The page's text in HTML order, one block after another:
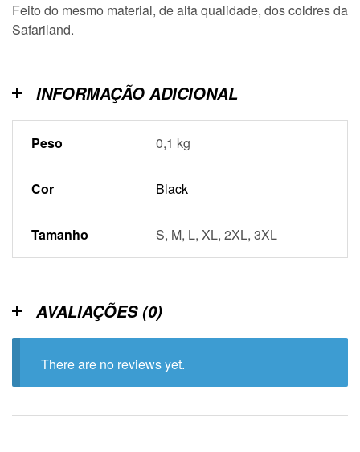
Feito do mesmo material, de alta qualidade, dos coldres da
Safariland.
INFORMAÇÃO ADICIONAL
Peso 0,1 kg
Cor Black
Tamanho S, M, L, XL, 2XL, 3XL
AVALIAÇÕES (0)
There are no reviews yet.